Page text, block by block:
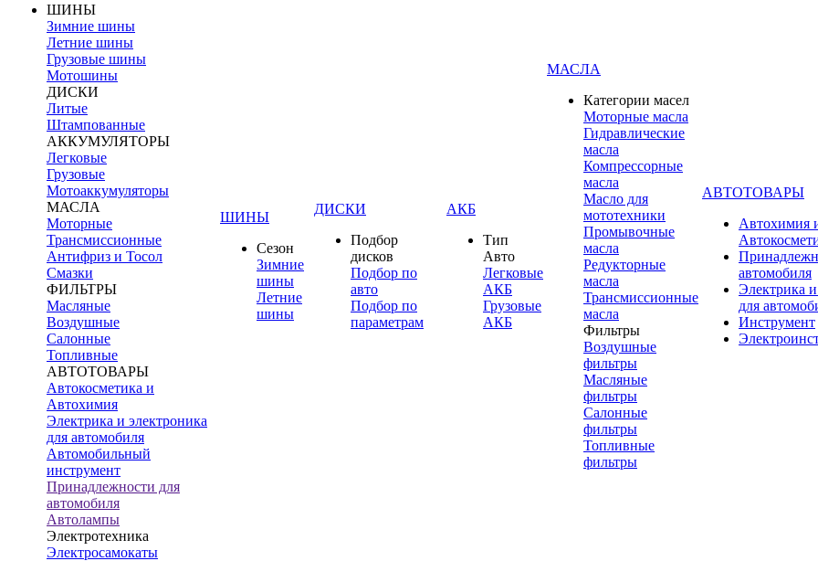
ШИНЫ
Зимние шины
Летние шины
Грузовые шины
Мотошины
ДИСКИ
Литые
Штампованные
АККУМУЛЯТОРЫ
Легковые
Грузовые
Мотоаккумуляторы
МАСЛА
Моторные
Трансмиссионные
Антифриз и Тосол
Смазки
ФИЛЬТРЫ
Масляные
Воздушные
Салонные
Топливные
АВТОТОВАРЫ
Автокосметика и
Автохимия
Электрика и электроника
для автомобиля
Автомобильный
инструмент
Принадлежности для
автомобиля
Автолампы
Электротехника
Электросамокаты
ШИНЫ
Сезон
Зимние
шины
Летние
шины
ДИСКИ
Подбор
дисков
Подбор по
авто
Подбор по
параметрам
АКБ
Тип
Авто
Легковые
АКБ
Грузовые
АКБ
МАСЛА
Категории масел
Моторные масла
Гидравлические
масла
Компрессорные
масла
Масло для
мототехники
Промывочные
масла
Редукторные
масла
Трансмиссионные
масла
Фильтры
Воздушные
фильтры
Масляные
фильтры
Салонные
фильтры
Топливные
фильтры
АВТОТОВАРЫ
Автохимия
автомобиля
Электрика
для
Инструмент